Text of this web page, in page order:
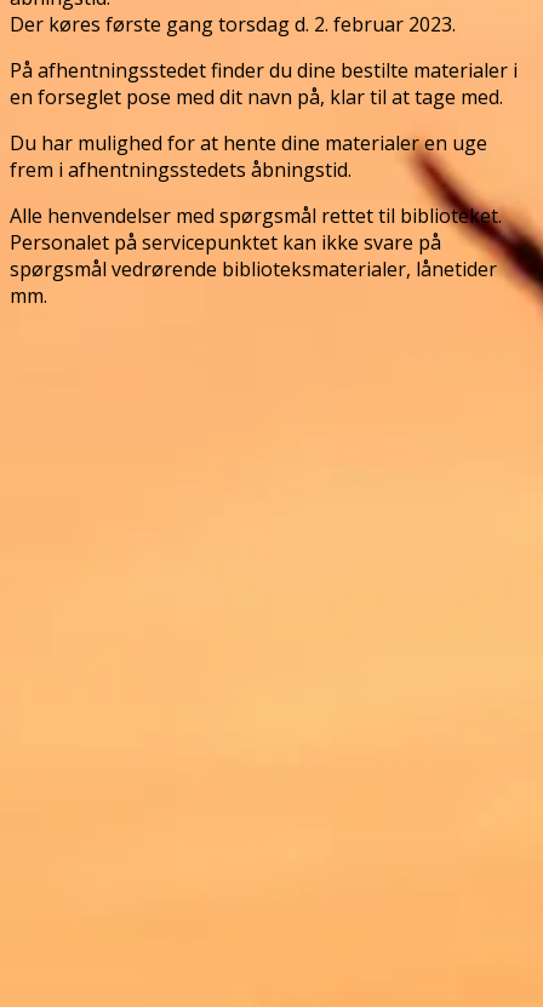
Der køres første gang torsdag d. 2. februar 2023.
På afhentningsstedet finder du dine bestilte materialer i
en forseglet pose med dit navn på, klar til at tage med.
Du har mulighed for at hente dine materialer en uge
frem i afhentningsstedets åbningstid.
Alle henvendelser med spørgsmål rettet til biblioteket.
Personalet på servicepunktet kan ikke svare på
spørgsmål vedrørende biblioteksmaterialer, lånetider
mm.